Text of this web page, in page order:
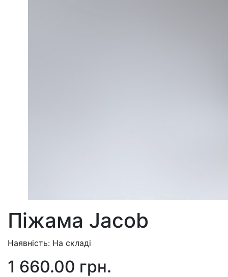
Піжама Jacob
Наявність: На складі
1 660.00 грн.